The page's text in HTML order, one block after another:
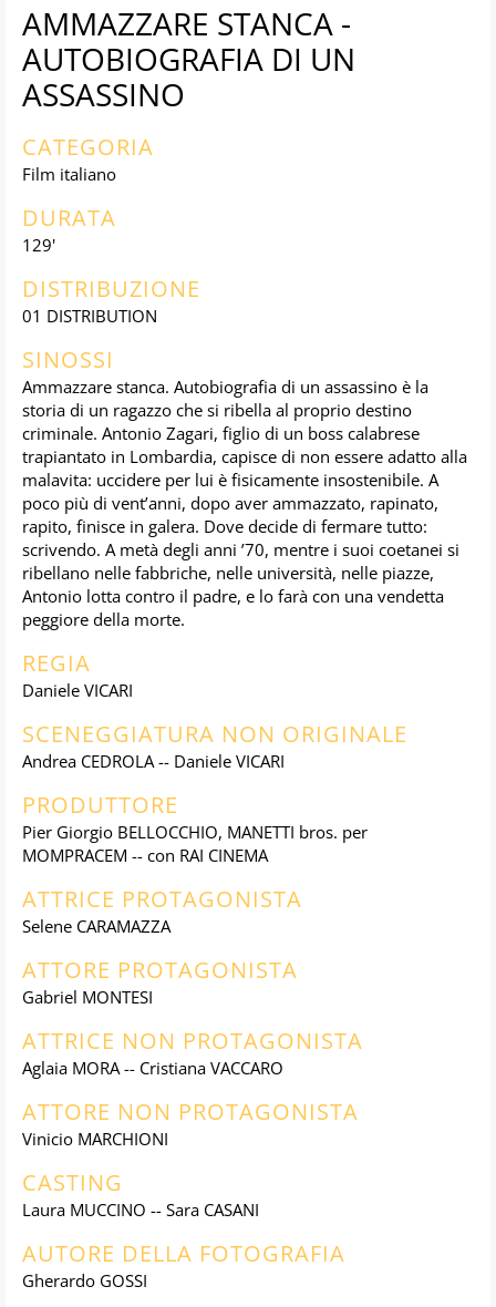
AMMAZZARE STANCA -
AUTOBIOGRAFIA DI UN
ASSASSINO
CATEGORIA
Film italiano
DURATA
129'
DISTRIBUZIONE
01 DISTRIBUTION
SINOSSI
Ammazzare stanca. Autobiografia di un assassino è la
storia di un ragazzo che si ribella al proprio destino
criminale. Antonio Zagari, figlio di un boss calabrese
trapiantato in Lombardia, capisce di non essere adatto alla
malavita: uccidere per lui è fisicamente insostenibile. A
poco più di vent’anni, dopo aver ammazzato, rapinato,
rapito, finisce in galera. Dove decide di fermare tutto:
scrivendo. A metà degli anni ’70, mentre i suoi coetanei si
ribellano nelle fabbriche, nelle università, nelle piazze,
Antonio lotta contro il padre, e lo farà con una vendetta
peggiore della morte.
REGIA
Daniele VICARI
SCENEGGIATURA NON ORIGINALE
Andrea CEDROLA -- Daniele VICARI
PRODUTTORE
Pier Giorgio BELLOCCHIO, MANETTI bros. per
MOMPRACEM -- con RAI CINEMA
ATTRICE PROTAGONISTA
Selene CARAMAZZA
ATTORE PROTAGONISTA
Gabriel MONTESI
ATTRICE NON PROTAGONISTA
Aglaia MORA -- Cristiana VACCARO
ATTORE NON PROTAGONISTA
Vinicio MARCHIONI
CASTING
Laura MUCCINO -- Sara CASANI
AUTORE DELLA FOTOGRAFIA
Gherardo GOSSI